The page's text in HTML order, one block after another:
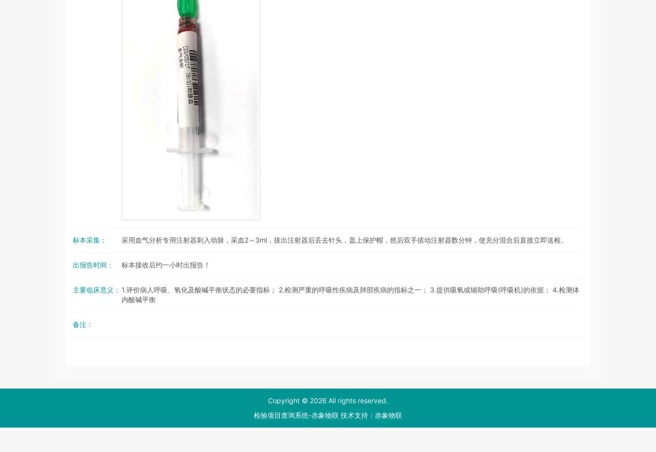
标本采集： 采用血气分析专用注射器刺入动脉，采血2～3ml，拔出注射器后丢去针头，盖上保护帽，然后双手搓动注射器数分钟，使充分混合后直接立即送检。
出报告时间： 标本接收后约一小时出报告！
主要临床意义： 1.评价病人呼吸、氧化及酸碱平衡状态的必要指标； 2.检测严重的呼吸性疾病及肺部疾病的指标之一； 3.提供吸氧或辅助呼吸(呼吸机)的依据； 4.检测体
内酸碱平衡
备注：
Copyright © 2026 All rights reserved.
检验项目查询系统-赤象物联 技术支持： 赤象物联